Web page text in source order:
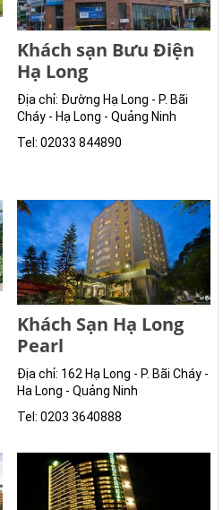
Khách sạn Bưu Điện
Hạ Long
Địa chỉ: Đường Hạ Long - P. Bãi
Cháy - Hạ Long - Quảng Ninh
Tel: 02033 844890
Khách Sạn Hạ Long
Pearl
Địa chỉ: 162 Hạ Long - P. Bãi Cháy -
Ha Long - Quảng Ninh
Tel: 0203 3640888